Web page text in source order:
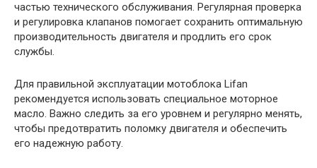
частью технического обслуживания. Регулярная проверка
и регулировка клапанов помогает сохранить оптимальную
производительность двигателя и продлить его срок
службы.
Для правильной эксплуатации мотоблока Lifan
рекомендуется использовать специальное моторное
масло. Важно следить за его уровнем и регулярно менять,
чтобы предотвратить поломку двигателя и обеспечить
его надежную работу.